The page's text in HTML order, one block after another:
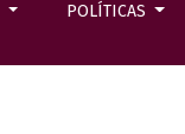
POLÍTICAS